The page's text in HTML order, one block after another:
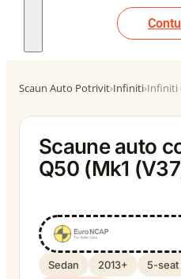
Scaun Auto Potrivit›Infiniti›Infiniti
Scaune auto
Q50 (Mk1
Sedan 2013+ 5-